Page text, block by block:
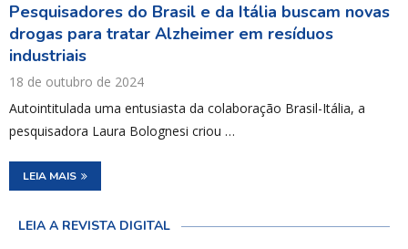
Pesquisadores do Brasil e da Itália buscam novas
drogas para tratar Alzheimer em resíduos
industriais
18 de outubro de 2024
Autointitulada uma entusiasta da colaboração Brasil-Itália, a
pesquisadora Laura Bolognesi criou …
LEIA MAIS
LEIA A REVISTA DIGITAL